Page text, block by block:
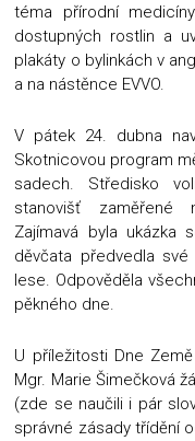
téma přírodní
dostupných rostlin a
plakáty o bylinkách v
a na nástěnce EVVO.
V pátek 24. dubna
Skotnicovou program
sadech. Středisko
stanovišť zaměřené
Zajímavá byla ukázka
děvčata předvedla
lese. Odpověděla
pěkného dne.
U příležitosti Dne
Mgr. Marie Šimečková
(zde se naučili i pár
správné zásady třídění